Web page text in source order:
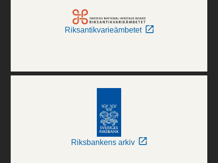
Riksantikvarieämbetet
Riksbankens arkiv